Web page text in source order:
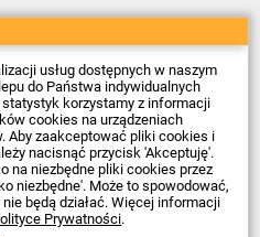
07
z o.o.
usług dostępnych w naszym
do Państwa indywidualnych
korzystamy z informacji
cookies na urządzeniach
Aby zaakceptować pliki cookies i
nacisnąć przycisk 'Akceptuję'.
na niezbędne pliki cookies przez
niezbędne'. Może to spowodować,
będą działać. Więcej informacji
Prywatności.